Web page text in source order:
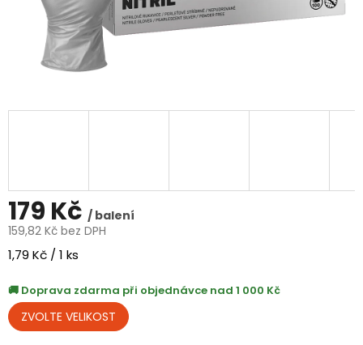
179 Kč / balení
159,82 Kč bez DPH
Měrná
1,79 Kč / 1 ks
Doprava zdarma při objednávce nad 1 000 Kč